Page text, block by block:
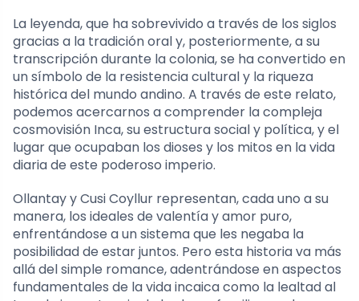
La leyenda, que ha sobrevivido a través de los siglos
gracias a la tradición oral y, posteriormente, a su
transcripción durante la colonia, se ha convertido en
un símbolo de la resistencia cultural y la riqueza
histórica del mundo andino. A través de este relato,
podemos acercarnos a comprender la compleja
cosmovisión Inca, su estructura social y política, y el
lugar que ocupaban los dioses y los mitos en la vida
diaria de este poderoso imperio.
Ollantay y Cusi Coyllur representan, cada uno a su
manera, los ideales de valentía y amor puro,
enfrentándose a un sistema que les negaba la
posibilidad de estar juntos. Pero esta historia va más
allá del simple romance, adentrándose en aspectos
fundamentales de la vida incaica como la lealtad al